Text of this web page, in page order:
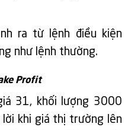
ra từ lệnh điều kiện
như lệnh thường.
Profit
31, khối lượng 3000
lời khi giá thị trường lên